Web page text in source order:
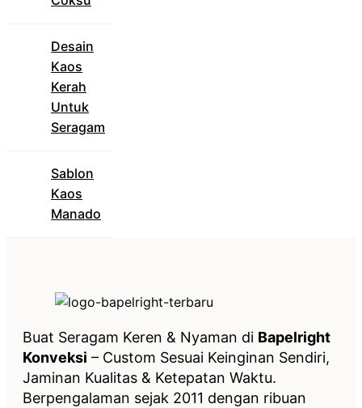
Desain
Kaos
Kerah
Untuk
Seragam
Sablon
Kaos
Manado
Buat Seragam Keren & Nyaman di Bapelright
Konveksi – Custom Sesuai Keinginan Sendiri,
Jaminan Kualitas & Ketepatan Waktu.
Berpengalaman sejak 2011 dengan ribuan